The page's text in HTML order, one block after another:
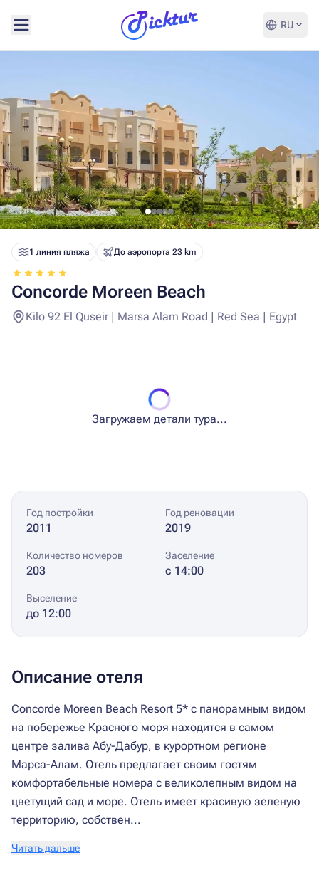
RU
1 линия пляжа До аэропорта 23 km
Concorde Moreen Beach
Kilo 92 El Quseir | Marsa Alam Road | Red Sea | Egypt
Загружаем детали тура...
Год постройки
2011
Год реновации
2019
Количество номеров
203
Заселение
с 14:00
Выселение
до 12:00
Описание отеля
Concorde Moreen Beach Resort 5* с панорамным видом
на побережье Красного моря находится в самом
центре залива Абу-Дабур, в курортном регионе
Марса-Алам. Отель предлагает своим гостям
комфортабельные номера с великолепным видом на
цветущий сад и море. Отель имеет красивую зеленую
территорию, собствен...
Читать дальше